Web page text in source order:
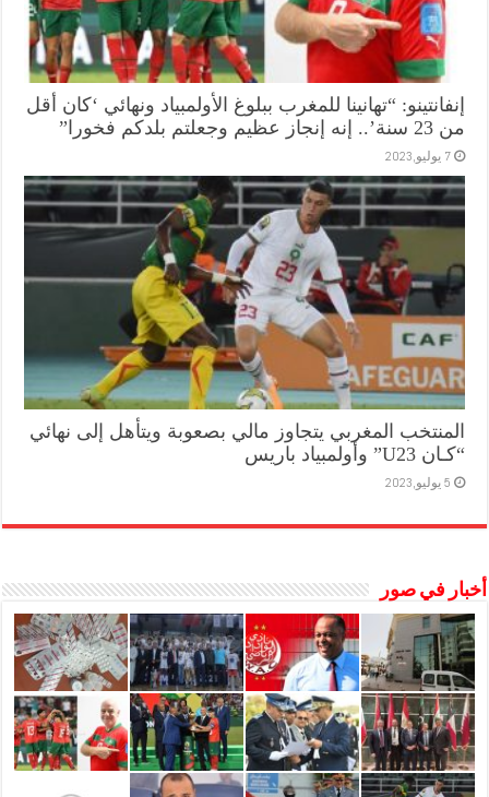
إنفانتينو: “تهانينا للمغرب ببلوغ الأولمبياد ونهائي ‘كان أقل
من 23 سنة’.. إنه إنجاز عظيم وجعلتم بلدكم فخورا”
7 يوليو,2023
المنتخب المغربي يتجاوز مالي بصعوبة ويتأهل إلى نهائي
“كـان U23” وأولمبياد باريس
5 يوليو,2023
أخبار في صور